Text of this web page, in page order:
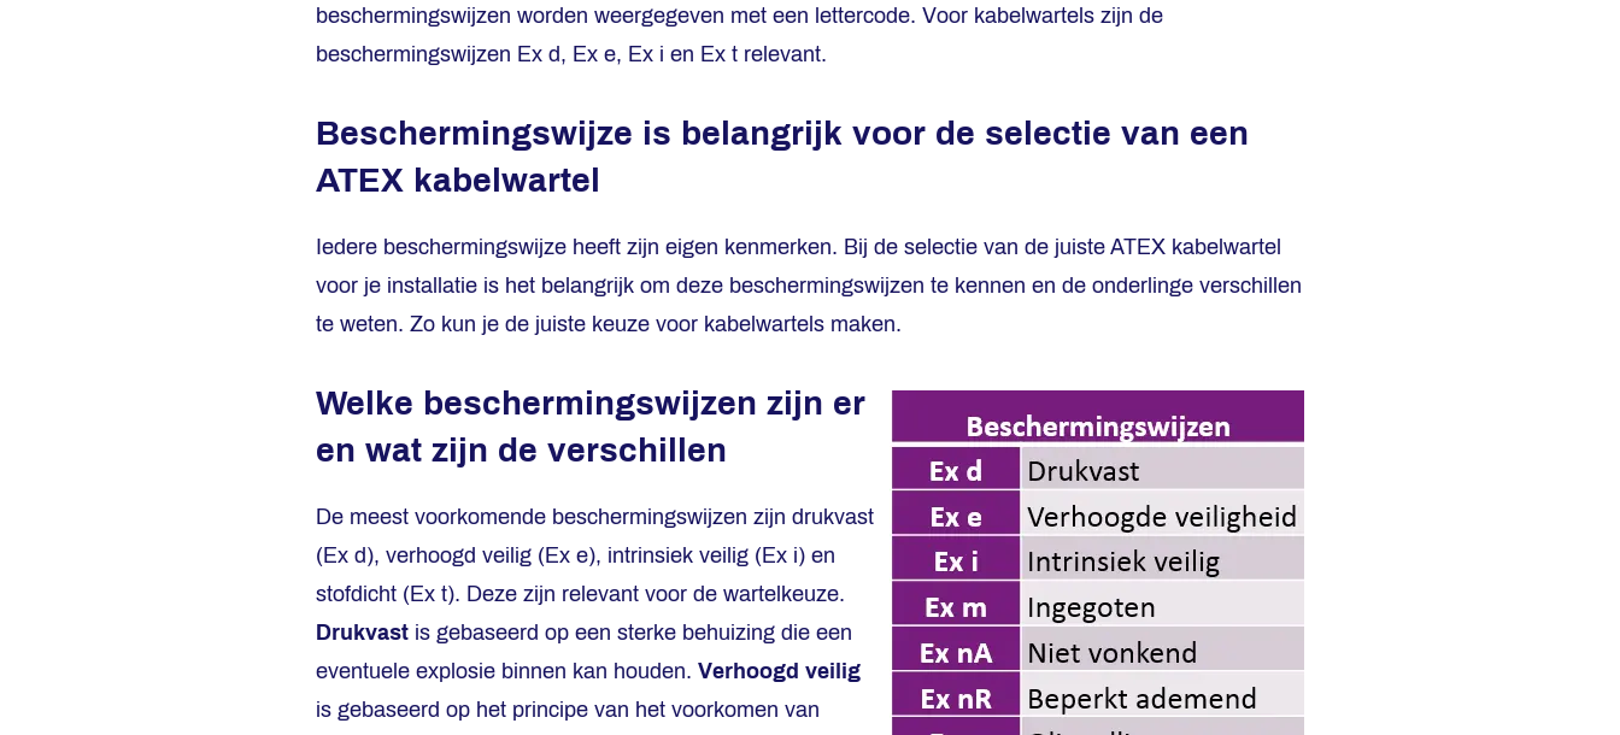
beschermingswijzen worden weergegeven met een lettercode. Voor kabelwartels zijn de
beschermingswijzen Ex d, Ex e, Ex i en Ex t relevant.
Beschermingswijze is belangrijk voor de selectie van een
ATEX kabelwartel
Iedere beschermingswijze heeft zijn eigen kenmerken. Bij de selectie van de juiste ATEX kabelwartel
voor je installatie is het belangrijk om deze beschermingswijzen te kennen en de onderlinge verschillen
te weten. Zo kun je de juiste keuze voor kabelwartels maken.
Welke beschermingswijzen zijn er
en wat zijn de verschillen
De meest voorkomende beschermingswijzen zijn drukvast
(Ex d), verhoogd veilig (Ex e), intrinsiek veilig (Ex i) en
stofdicht (Ex t). Deze zijn relevant voor de wartelkeuze.
Drukvast is gebaseerd op een sterke behuizing die een
eventuele explosie binnen kan houden. Verhoogd veilig
is gebaseerd op het principe van het voorkomen van